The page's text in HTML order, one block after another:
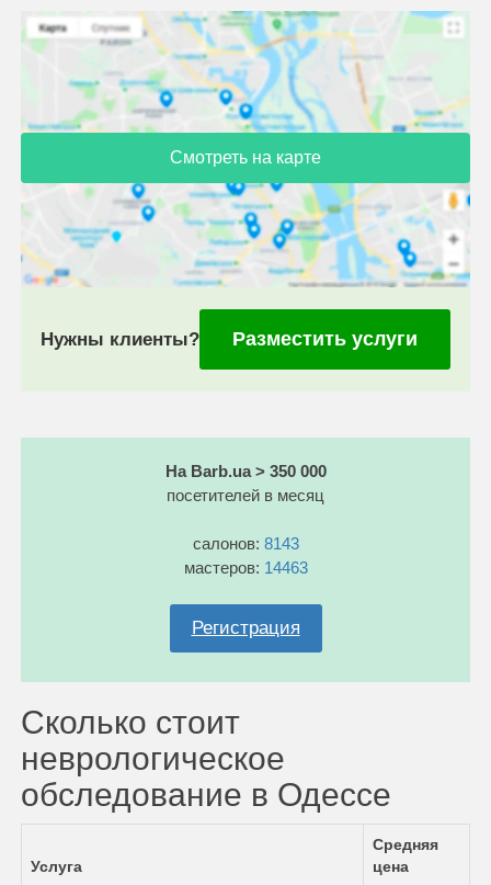
Смотреть на карте
Нужны клиенты? Разместить услуги
На Barb.ua > 350 000
посетителей в месяц
салонов: 8143
мастеров: 14463
Регистрация
Сколько стоит
неврологическое
обследование в Одессе
Услуга
Средняя
цена